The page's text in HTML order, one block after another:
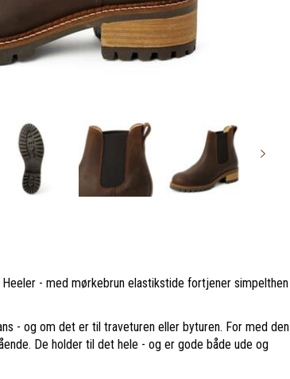
- med mørkebrun elastikstide fortjener simpelthen
- og om det er til traveturen eller byturen. For med den
De holder til det hele - og er gode både ude og